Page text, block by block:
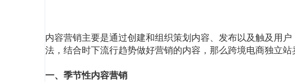
内容营销主要是通过创建和组织策划内容、发布以及触及用
法，结合时下流行趋势做好营销的内容，那么跨境电商独立
一、季节性内容营销